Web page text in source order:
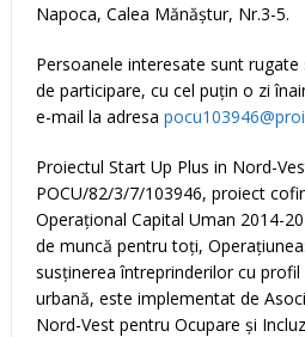
Napoca, Calea Mănăștur, Nr.3-5.
Persoanele interesate sunt
de participare, cu cel puțin o zi
e-mail la adresa
Proiectul Start Up Plus in Nord-
POCU/82/3/7/103946, proiect
Operațional Capital Uman 2014-
de muncă pentru toți,
susținerea întreprinderilor cu
urbană, este implementat de
Nord-Vest pentru Ocupare și